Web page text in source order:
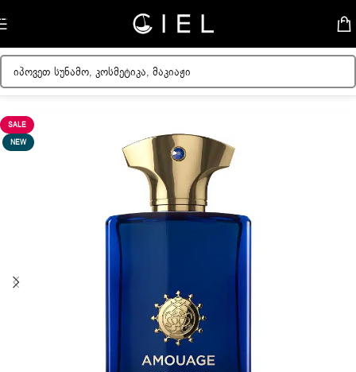
Skip to navigation
მთავარი/მამაკაცის სუნამოები
SALE
NEW